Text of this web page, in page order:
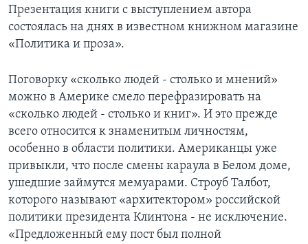
Learning English
Презентация книги с выступлением автора
состоялась на днях в известном книжном магазине
«Политика и проза».
Поговорку «сколько людей - столько и мнений»
можно в Америке смело перефразировать на
«сколько людей - столько и книг». И это прежде
всего относится к знаменитым личностям,
особенно в области политики. Американцы уже
привыкли, что после смены караула в Белом доме,
ушедшие займутся мемуарами. Строуб Талбот,
которого называют «архитектором» российской
политики президента Клинтона - не исключение.
«Предложенный ему пост был полной